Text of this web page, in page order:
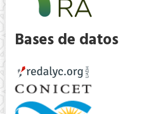
Bases de datos